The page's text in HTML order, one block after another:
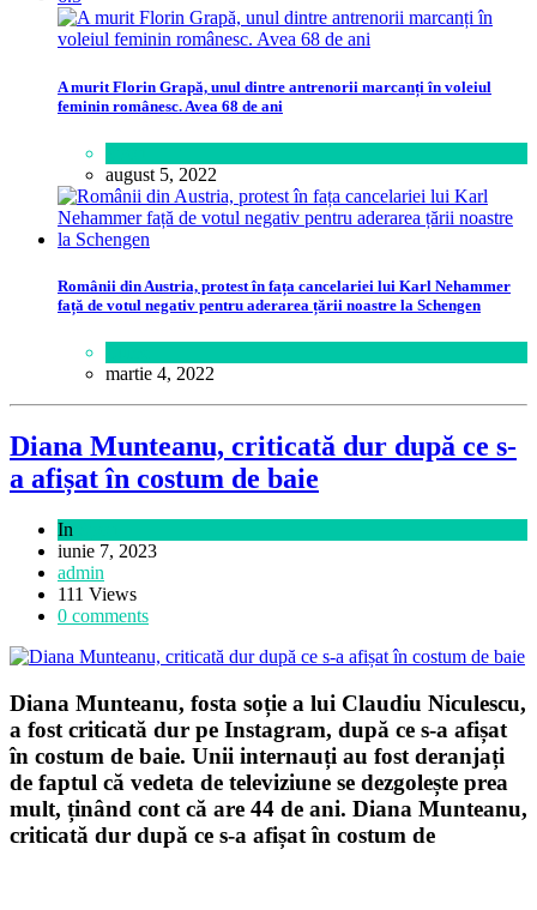
A murit Florin Grapă, unul dintre antrenorii marcanți în voleiul
feminin românesc. Avea 68 de ani
august 5, 2022
Românii din Austria, protest în fața cancelariei lui Karl Nehammer
față de votul negativ pentru aderarea țării noastre la Schengen
martie 4, 2022
Diana Munteanu, criticată dur după ce s-
a afișat în costum de baie
In
iunie 7, 2023
admin
111 Views
0 comments
Diana Munteanu, fosta soție a lui Claudiu Niculescu,
a fost criticată dur pe Instagram, după ce s-a afișat
în costum de baie. Unii internauți au fost deranjați
de faptul că vedeta de televiziune se dezgolește prea
mult, ținând cont că are 44 de ani. Diana Munteanu,
criticată dur după ce s-a afișat în costum de